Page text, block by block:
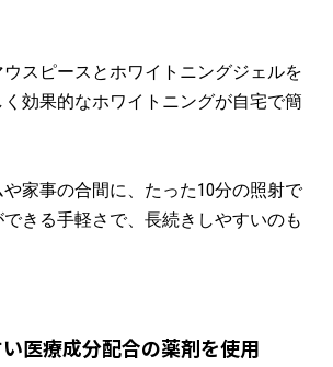
スピースとホワイトニングジェルを
効果的なホワイトニングが自宅で簡
家事の合間に、たった10分の照射で
きる手軽さで、長続きしやすいのも
医療成分配合の薬剤を使用